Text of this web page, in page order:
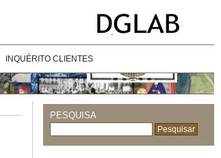
INQUÉRITO CLIENTES
PESQUISA